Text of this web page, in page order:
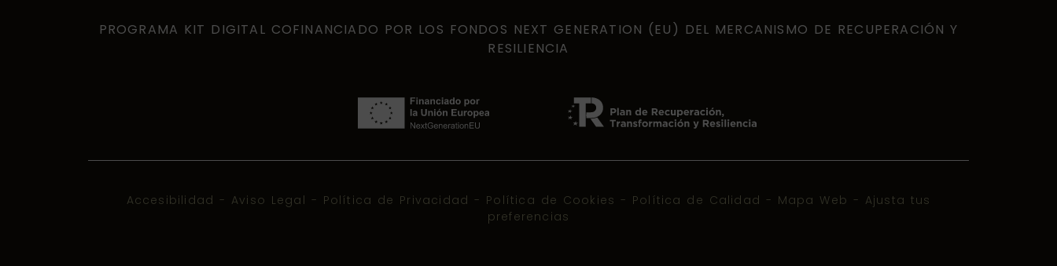
PROGRAMA KIT DIGITAL COFINANCIADO POR LOS FONDOS NEXT GENERATION (EU) DEL MERCANISMO DE RECUPERACIÓN Y
RESILIENCIA
Accesibilidad - Aviso Legal - Política de Privacidad - Política de Cookies - Política de Calidad - Mapa Web - Ajusta tus
preferencias